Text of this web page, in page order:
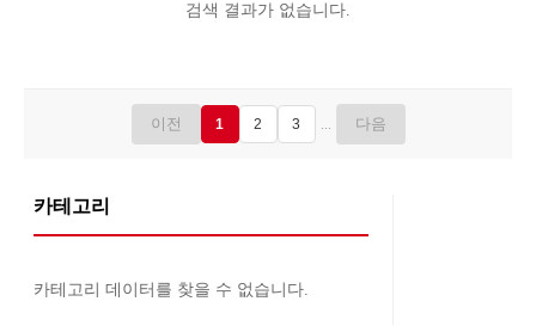
검색 결과가 없습니다.
이전 1 2 3 다음
카테고리
카테고리 데이터를 찾을 수 없습니다.